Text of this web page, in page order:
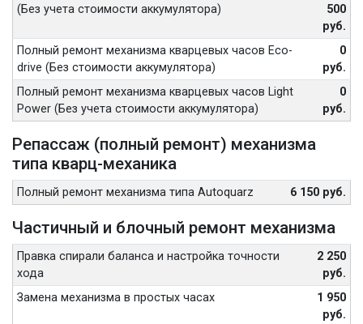
(Без учета стоимости аккумулятора)
500
руб.
Полный ремонт механизма кварцевых часов Eco-
drive (Без стоимости аккумулятора)
0
руб.
Полный ремонт механизма кварцевых часов Light
Power (Без учета стоимости аккумулятора)
0
руб.
Репассаж (полный ремонт) механизма
типа кварц-механика
Полный ремонт механизма типа Autoquarz 6 150 руб.
Частичный и блочный ремонт механизма
Правка спирали баланса и настройка точности
хода
2 250
руб.
Замена механизма в простых часах
1 950
руб.